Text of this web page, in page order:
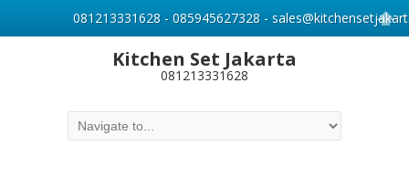
Kitchen Set Jakarta
081213331628
081213331628 - 085945627328 -